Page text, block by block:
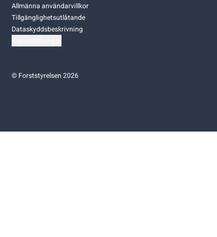
Allmänna användarvillkor
Tillgänglighetsutlåtande
Dataskyddsbeskrivning
©Forststyrelsen 2026